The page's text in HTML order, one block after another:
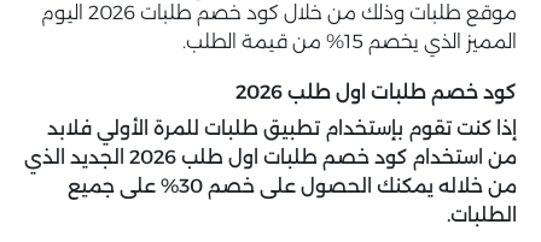
موقع طلبات وذلك من خلال كود خصم طلبات 2026 اليوم
المميز الذي يخصم 15% من قيمة الطلب.
كود خصم طلبات اول طلب 2026
إذا كنت تقوم بإستخدام تطبيق طلبات للمرة الأولي فلابد
من استخدام كود خصم طلبات اول طلب 2026 الجديد الذي
من خلاله يمكنك الحصول على خصم 30% على جميع
الطلبات.